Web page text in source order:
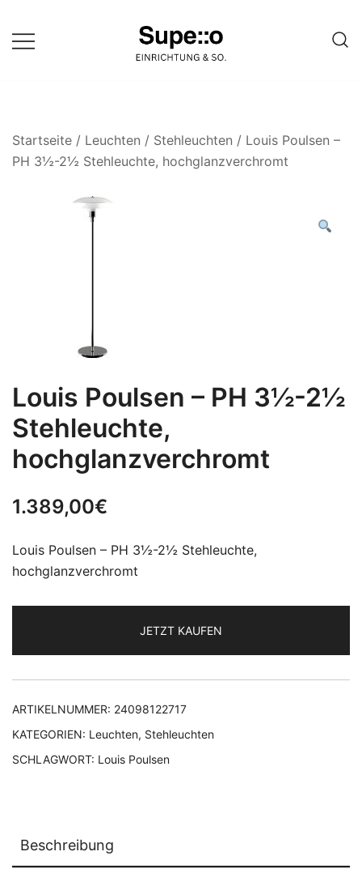
zum
Inhalt
einer Website
Startseite / Leuchten / Stehleuchten / Louis Poulsen –
PH 3½-2½ Stehleuchte, hochglanzverchromt
Louis Poulsen – PH 3½-2½
Stehleuchte,
hochglanzverchromt
1.389,00€
Louis Poulsen – PH 3½-2½ Stehleuchte,
hochglanzverchromt
JETZT KAUFEN
ARTIKELNUMMER: 24098122717
KATEGORIEN: Leuchten, Stehleuchten
SCHLAGWORT: Louis Poulsen
Beschreibung